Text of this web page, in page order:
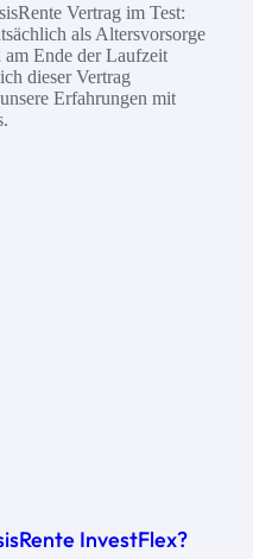
Vertrag im Test:
als Altersvorsorge
am Ende der Laufzeit
dieser Vertrag
Erfahrungen mit
InvestFlex?